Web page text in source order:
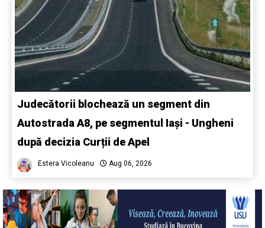
Judecătorii blochează un segment din
Autostrada A8, pe segmentul Iași - Ungheni
după decizia Curții de Apel
Estera Vicoleanu Aug 06, 2026